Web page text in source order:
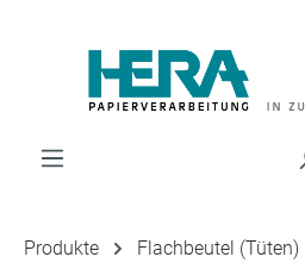
Produkte
Flachbeutel (Tüten)